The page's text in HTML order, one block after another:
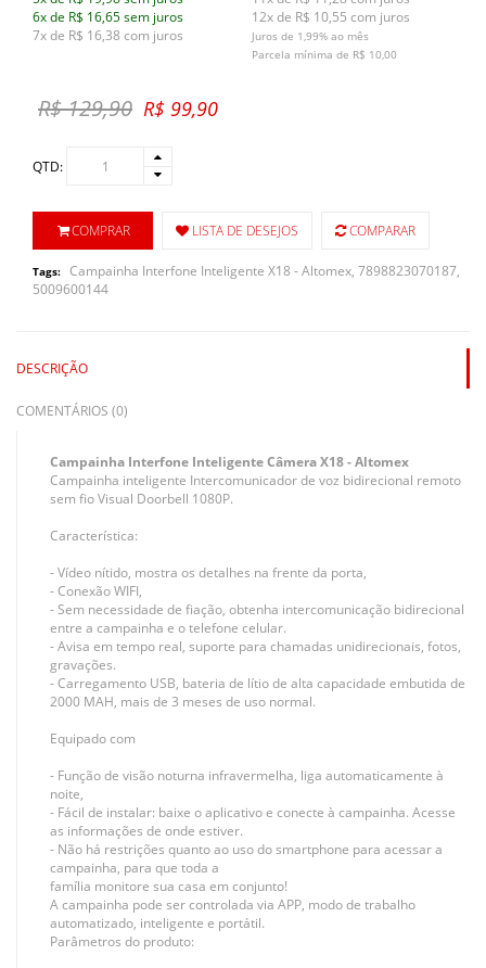
6x de R$ 16,65 sem juros
7x de R$ 16,38 com juros
12x de R$ 10,55 com juros
Juros de 1,99% ao mês
Parcela mínima de R$ 10,00
R$ 129,90 R$ 99,90
QTD:
COMPRAR LISTA DE DESEJOS COMPARAR
Tags: Campainha Interfone Inteligente X18 - Altomex, 7898823070187,
5009600144
DESCRIÇÃO
COMENTÁRIOS (0)
Campainha Interfone Inteligente Câmera X18 - Altomex
Campainha inteligente Intercomunicador de voz bidirecional remoto
sem fio Visual Doorbell 1080P.
Característica:
- Vídeo nítido, mostra os detalhes na frente da porta,
- Conexão WIFI,
- Sem necessidade de fiação, obtenha intercomunicação bidirecional
entre a campainha e o telefone celular.
- Avisa em tempo real, suporte para chamadas unidirecionais, fotos,
gravações.
- Carregamento USB, bateria de lítio de alta capacidade embutida de
2000 MAH, mais de 3 meses de uso normal.
Equipado com
- Função de visão noturna infravermelha, liga automaticamente à
noite,
- Fácil de instalar: baixe o aplicativo e conecte à campainha. Acesse
as informações de onde estiver.
- Não há restrições quanto ao uso do smartphone para acessar a
campainha, para que toda a
família monitore sua casa em conjunto!
A campainha pode ser controlada via APP, modo de trabalho
automatizado, inteligente e portátil.
Parâmetros do produto: